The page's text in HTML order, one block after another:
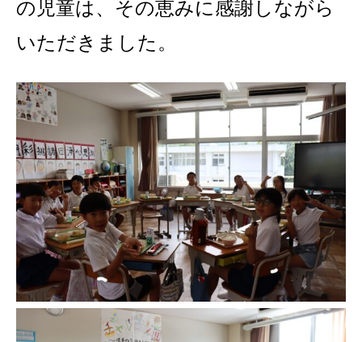
の児童は、その恵みに感謝しながら
いただきました。